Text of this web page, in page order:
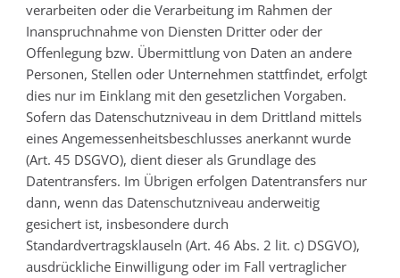
verarbeiten oder die Verarbeitung im Rahmen der
Inanspruchnahme von Diensten Dritter oder der
Offenlegung bzw. Übermittlung von Daten an andere
Personen, Stellen oder Unternehmen stattfindet, erfolgt
dies nur im Einklang mit den gesetzlichen Vorgaben.
Sofern das Datenschutzniveau in dem Drittland mittels
eines Angemessenheitsbeschlusses anerkannt wurde
(Art. 45 DSGVO), dient dieser als Grundlage des
Datentransfers. Im Übrigen erfolgen Datentransfers nur
dann, wenn das Datenschutzniveau anderweitig
gesichert ist, insbesondere durch
Standardvertragsklauseln (Art. 46 Abs. 2 lit. c) DSGVO),
ausdrückliche Einwilligung oder im Fall vertraglicher